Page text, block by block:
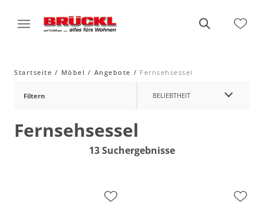
Startseite Möbel Angebote Fernsehsessel
Filtern BELIEBTHEIT
Fernsehsessel
13 Suchergebnisse